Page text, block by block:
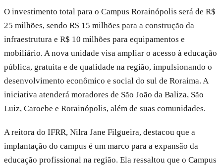
O investimento total para o Campus Rorainópolis será de R$
25 milhões, sendo R$ 15 milhões para a construção da
infraestrutura e R$ 10 milhões para equipamentos e
mobiliário. A nova unidade visa ampliar o acesso à educação
pública, gratuita e de qualidade na região, impulsionando o
desenvolvimento econômico e social do sul de Roraima. A
iniciativa atenderá moradores de São João da Baliza, São
Luiz, Caroebe e Rorainópolis, além de suas comunidades.
A reitora do IFRR, Nilra Jane Filgueira, destacou que a
implantação do campus é um marco para a expansão da
educação profissional na região. Ela ressaltou que o Campus